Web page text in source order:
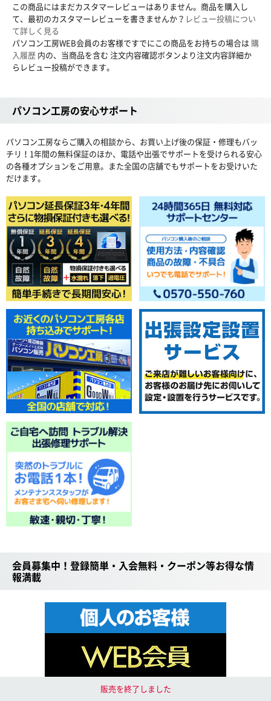
この商品にはまだカスタマーレビューはありません。商品を購入し
て、最初のカスタマーレビューを書きませんか？ レビュー投稿につい
て詳しく見る
パソコン工房WEB会員のお客様ですでにこの商品をお持ちの場合は 購
入履歴 内の、当商品を含む 注文内容確認ボタンより注文内容詳細か
らレビュー投稿ができます。
パソコン工房の安心サポート
パソコン工房ならご購入の相談から、お買い上げ後の保証・修理もバッ
チリ！1年間の無料保証のほか、電話や出張でサポートを受けられる安心
の各種オプションをご用意。また全国の店舗でもサポートをお受けいた
だけます。
会員募集中！登録簡単・入会無料・クーポン等お得な情
報満載
WEB会員限定 特価SALE！
販売を終了しました